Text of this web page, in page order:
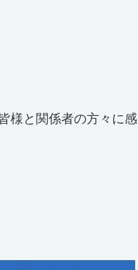
様と関係者の方々に感